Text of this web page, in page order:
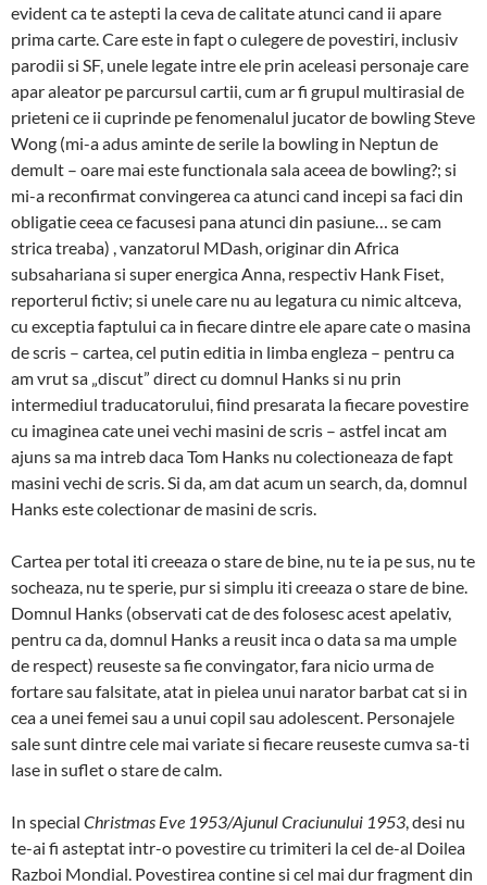
evident ca te astepti la ceva de calitate atunci cand ii apare
prima carte. Care este in fapt o culegere de povestiri, inclusiv
parodii si SF, unele legate intre ele prin aceleasi personaje care
apar aleator pe parcursul cartii, cum ar fi grupul multirasial de
prieteni ce ii cuprinde pe fenomenalul jucator de bowling Steve
Wong (mi-a adus aminte de serile la bowling in Neptun de
demult – oare mai este functionala sala aceea de bowling?; si
mi-a reconfirmat convingerea ca atunci cand incepi sa faci din
obligatie ceea ce facusesi pana atunci din pasiune… se cam
strica treaba) , vanzatorul MDash, originar din Africa
subsahariana si super energica Anna, respectiv Hank Fiset,
reporterul fictiv; si unele care nu au legatura cu nimic altceva,
cu exceptia faptului ca in fiecare dintre ele apare cate o masina
de scris – cartea, cel putin editia in limba engleza – pentru ca
am vrut sa „discut” direct cu domnul Hanks si nu prin
intermediul traducatorului, fiind presarata la fiecare povestire
cu imaginea cate unei vechi masini de scris – astfel incat am
ajuns sa ma intreb daca Tom Hanks nu colectioneaza de fapt
masini vechi de scris. Si da, am dat acum un search, da, domnul
Hanks este colectionar de masini de scris.
Cartea per total iti creeaza o stare de bine, nu te ia pe sus, nu te
socheaza, nu te sperie, pur si simplu iti creeaza o stare de bine.
Domnul Hanks (observati cat de des folosesc acest apelativ,
pentru ca da, domnul Hanks a reusit inca o data sa ma umple
de respect) reuseste sa fie convingator, fara nicio urma de
fortare sau falsitate, atat in pielea unui narator barbat cat si in
cea a unei femei sau a unui copil sau adolescent. Personajele
sale sunt dintre cele mai variate si fiecare reuseste cumva sa-ti
lase in suflet o stare de calm.
In special Christmas Eve 1953/Ajunul Craciunului 1953 , desi nu
te-ai fi asteptat intr-o povestire cu trimiteri la cel de-al Doilea
Razboi Mondial. Povestirea contine si cel mai dur fragment din